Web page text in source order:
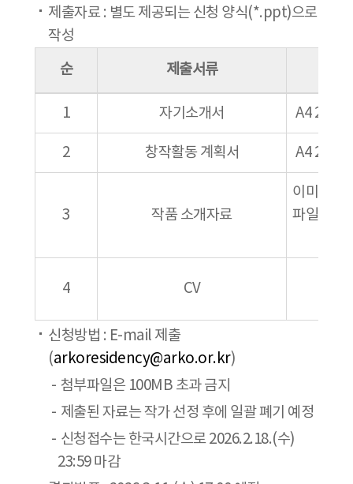
제출자료 : 별도 제공되는 신청 양식(*.ppt)으로
작성
순 제출서류
1 자기소개서 A4 2장
2 창작활동 계획서 A4 2장
3 작품 소개자료
이미지 파
파일
4 CV
신청방법 : E-mail 제출
(arkoresidency@arko.or.kr)
첨부파일은 100MB 초과 금지
제출된 자료는 작가 선정 후에 일괄 폐기 예정
신청접수는 한국시간으로 2026.2.18.(수)
23:59 마감